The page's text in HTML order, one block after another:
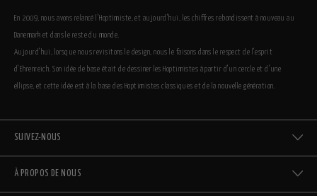
En 2009, nous avons relancé l’Hoptimiste, et aujourd’hui, les chiffres rebondissent à nouveau au
Danemark et dans le reste du monde.
Aujourd’hui, lorsque nous revisitons le design, nous le faisons dans le respect de l’esprit
d’Ehrenreich. Son idée de base était de dessiner les Hoptimistes à partir d’un cercle et d’une
ellipse, et cette idée est à la base des Hoptimistes classiques et de la nouvelle génération.
SUIVEZ-NOUS
À PROPOS DE NOUS